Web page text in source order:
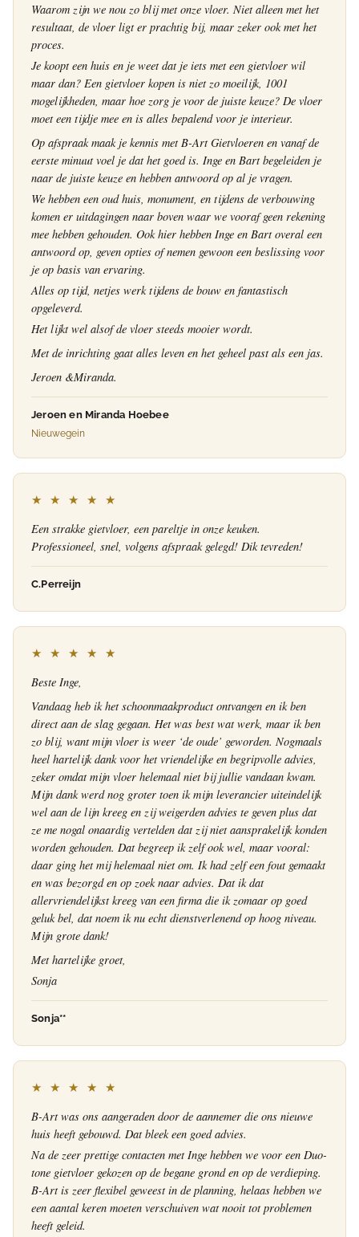
Waarom zijn we nou zo blij met onze vloer. Niet alleen met het
resultaat, de vloer ligt er prachtig bij, maar zeker ook met het
proces.
Je koopt een huis en je weet dat je iets met een gietvloer wil
maar dan? Een gietvloer kopen is niet zo moeilijk, 1001
mogelijkheden, maar hoe zorg je voor de juiste keuze? De vloer
moet een tijdje mee en is alles bepalend voor je interieur.
Op afspraak maak je kennis met B-Art Gietvloeren en vanaf de
eerste minuut voel je dat het goed is. Inge en Bart begeleiden je
naar de juiste keuze en hebben antwoord op al je vragen.
We hebben een oud huis, monument, en tijdens de verbouwing
komen er uitdagingen naar boven waar we vooraf geen rekening
mee hebben gehouden. Ook hier hebben Inge en Bart overal een
antwoord op, geven opties of nemen gewoon een beslissing voor
je op basis van ervaring.
Alles op tijd, netjes werk tijdens de bouw en fantastisch
opgeleverd.
Het lijkt wel alsof de vloer steeds mooier wordt.
Met de inrichting gaat alles leven en het geheel past als een jas.
Jeroen &Miranda.
Jeroen en Miranda Hoebee
Nieuwegein
★ ★ ★ ★ ★
Een strakke gietvloer, een pareltje in onze keuken.
Professioneel, snel, volgens afspraak gelegd! Dik tevreden!
C.Perreijn
★ ★ ★ ★ ★
Beste Inge,
Vandaag heb ik het schoonmaakproduct ontvangen en ik ben
direct aan de slag gegaan. Het was best wat werk, maar ik ben
zo blij, want mijn vloer is weer ‘de oude’ geworden. Nogmaals
heel hartelijk dank voor het vriendelijke en begripvolle advies,
zeker omdat mijn vloer helemaal niet bij jullie vandaan kwam.
Mijn dank werd nog groter toen ik mijn leverancier uiteindelijk
wel aan de lijn kreeg en zij weigerden advies te geven plus dat
ze me nogal onaardig vertelden dat zij niet aansprakelijk konden
worden gehouden. Dat begreep ik zelf ook wel, maar vooral:
daar ging het mij helemaal niet om. Ik had zelf een fout gemaakt
en was bezorgd en op zoek naar advies. Dat ik dat
allervriendelijkst kreeg van een firma die ik zomaar op goed
geluk bel, dat noem ik nu echt dienstverlenend op hoog niveau.
Mijn grote dank!
Met hartelijke groet,
Sonja
Sonja**
★ ★ ★ ★ ★
B-Art was ons aangeraden door de aannemer die ons nieuwe
huis heeft gebouwd. Dat bleek een goed advies.
Na de zeer prettige contacten met Inge hebben we voor een Duo-
tone gietvloer gekozen op de begane grond en op de verdieping.
B-Art is zeer flexibel geweest in de planning, helaas hebben we
een aantal keren moeten verschuiven wat nooit tot problemen
heeft geleid.